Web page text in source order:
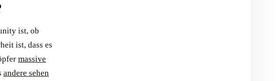
ist, ob
ist, dass es
massive
andere sehen